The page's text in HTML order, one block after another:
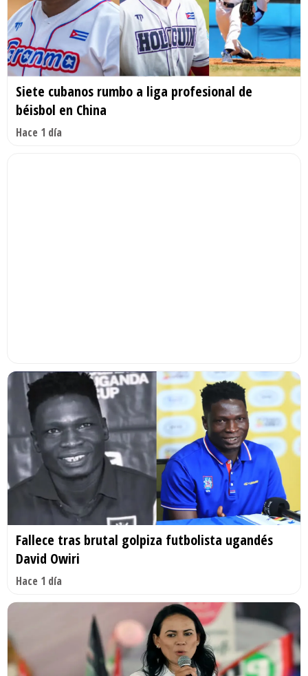
Siete cubanos rumbo a liga profesional de
béisbol en China
Hace 1 día
Fallece tras brutal golpiza futbolista ugandés
David Owiri
Hace 1 día